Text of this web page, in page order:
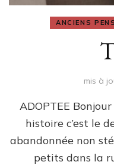
ANCIENS
mis à
ADOPTEE
histoire c’est le
abandonnée non
petits dans la